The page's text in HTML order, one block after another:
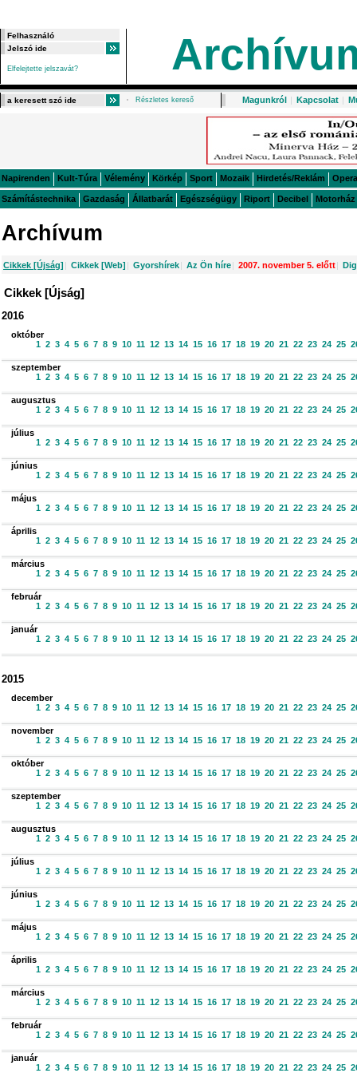
Elfelejtette jelszavát?
Részletes kereső Magunkról | Kapcsolat |
Napirenden Kult-Túra Vélemény Körkép Sport Mozaik Hirdetés/Reklám Opera
Számítástechnika Gazdaság Állatbarát Egészségügy Riport Decibel Motorház
Archívum
Cikkek [Újság] | Cikkek [Web] | Gyorshírek| Az Ön híre| 2007. november 5. előtt|
Cikkek [Újság]
2016
október
1 2 3 4 5 6 7 8 9 10 11 12 13 14 15 16 17 18 19 20 21 22 23 24 25
szeptember
1 2 3 4 5 6 7 8 9 10 11 12 13 14 15 16 17 18 19 20 21 22 23 24 25
augusztus
1 2 3 4 5 6 7 8 9 10 11 12 13 14 15 16 17 18 19 20 21 22 23 24 25
július
1 2 3 4 5 6 7 8 9 10 11 12 13 14 15 16 17 18 19 20 21 22 23 24 25
június
1 2 3 4 5 6 7 8 9 10 11 12 13 14 15 16 17 18 19 20 21 22 23 24 25
május
1 2 3 4 5 6 7 8 9 10 11 12 13 14 15 16 17 18 19 20 21 22 23 24 25
április
1 2 3 4 5 6 7 8 9 10 11 12 13 14 15 16 17 18 19 20 21 22 23 24 25
március
1 2 3 4 5 6 7 8 9 10 11 12 13 14 15 16 17 18 19 20 21 22 23 24 25
február
1 2 3 4 5 6 7 8 9 10 11 12 13 14 15 16 17 18 19 20 21 22 23 24 25
január
1 2 3 4 5 6 7 8 9 10 11 12 13 14 15 16 17 18 19 20 21 22 23 24 25
2015
december
1 2 3 4 5 6 7 8 9 10 11 12 13 14 15 16 17 18 19 20 21 22 23 24 25
november
1 2 3 4 5 6 7 8 9 10 11 12 13 14 15 16 17 18 19 20 21 22 23 24 25
október
1 2 3 4 5 6 7 8 9 10 11 12 13 14 15 16 17 18 19 20 21 22 23 24 25
szeptember
1 2 3 4 5 6 7 8 9 10 11 12 13 14 15 16 17 18 19 20 21 22 23 24 25
augusztus
1 2 3 4 5 6 7 8 9 10 11 12 13 14 15 16 17 18 19 20 21 22 23 24 25
július
1 2 3 4 5 6 7 8 9 10 11 12 13 14 15 16 17 18 19 20 21 22 23 24 25
június
1 2 3 4 5 6 7 8 9 10 11 12 13 14 15 16 17 18 19 20 21 22 23 24 25
május
1 2 3 4 5 6 7 8 9 10 11 12 13 14 15 16 17 18 19 20 21 22 23 24 25
április
1 2 3 4 5 6 7 8 9 10 11 12 13 14 15 16 17 18 19 20 21 22 23 24 25
március
1 2 3 4 5 6 7 8 9 10 11 12 13 14 15 16 17 18 19 20 21 22 23 24 25
február
1 2 3 4 5 6 7 8 9 10 11 12 13 14 15 16 17 18 19 20 21 22 23 24 25
január
1 2 3 4 5 6 7 8 9 10 11 12 13 14 15 16 17 18 19 20 21 22 23 24 25